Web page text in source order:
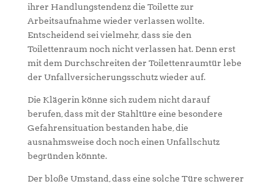
ihrer Handlungstendenz die Toilette zur
Arbeitsaufnahme wieder verlassen wollte.
Entscheidend sei vielmehr, dass sie den
Toilettenraum noch nicht verlassen hat. Denn erst
mit dem Durchschreiten der Toilettenraumtür lebe
der Unfallversicherungsschutz wieder auf.
Die Klägerin könne sich zudem nicht darauf
berufen, dass mit der Stahltüre eine besondere
Gefahrensituation bestanden habe, die
ausnahmsweise doch noch einen Unfallschutz
begründen könnte.
Der bloße Umstand, dass eine solche Türe schwerer